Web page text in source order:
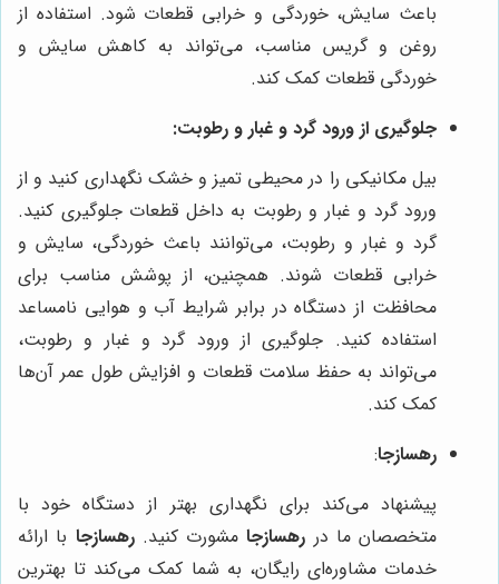
باعث سایش، خوردگی و خرابی قطعات شود. استفاده از
روغن و گریس مناسب، می‌تواند به کاهش سایش و
خوردگی قطعات کمک کند.
جلوگیری از ورود گرد و غبار و رطوبت:
بیل مکانیکی را در محیطی تمیز و خشک نگهداری کنید و از
ورود گرد و غبار و رطوبت به داخل قطعات جلوگیری کنید.
گرد و غبار و رطوبت، می‌توانند باعث خوردگی، سایش و
خرابی قطعات شوند. همچنین، از پوشش مناسب برای
محافظت از دستگاه در برابر شرایط آب و هوایی نامساعد
استفاده کنید. جلوگیری از ورود گرد و غبار و رطوبت،
می‌تواند به حفظ سلامت قطعات و افزایش طول عمر آن‌ها
کمک کند.
رهسازجا:
پیشنهاد می‌کند برای نگهداری بهتر از دستگاه خود با
متخصصان ما در رهسازجامشورت کنید.رهسازجا با ارائه
خدمات مشاوره‌ای رایگان، به شما کمک می‌کند تا بهترین